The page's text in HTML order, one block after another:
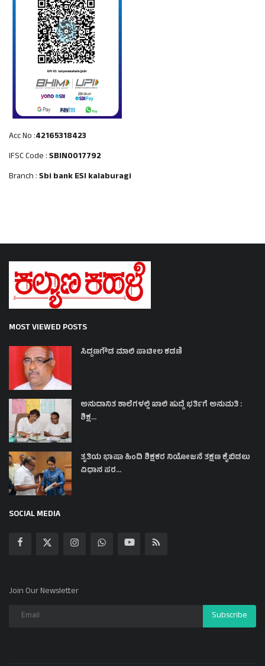
Acc No :42165318423
IFSC Code :SBIN0017792
Branch :Sbi bank ESI kalaburagi
MOST VIEWED POSTS
ಸಿದ್ದಣಗೌಡ ಮಾಲಿ ಪಾಟೀಲ ಕಡಣಿ
ಅನುದಾನಿತ ಶಾಲೆಗಳಲ್ಲಿ ಖಾಲಿ ಹುದ್ದೆ ಭರ್ತಿಗೆ ಅನುಮತಿ :
ಶಿಕ್ಷ...
ತೃತಿಯ ಭಾಷಾ ಹಿಂದಿ ಶಿಕ್ಷಕರ ನಿಯೋಜನೆ ತಕ್ಷಣ ಕೈಬಿಡಲು
ವಿಧಾನ ಪರ...
SOCIAL MEDIA
Join Our Newsletter
Subscribe